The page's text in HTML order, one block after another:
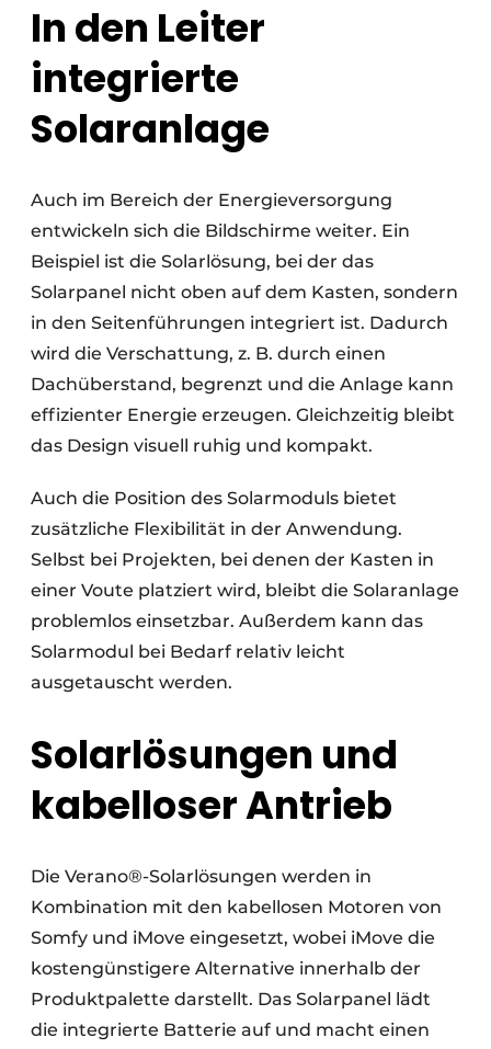
In den Leiter
integrierte
Solaranlage
Auch im Bereich der Energieversorgung
entwickeln sich die Bildschirme weiter. Ein
Beispiel ist die Solarlösung, bei der das
Solarpanel nicht oben auf dem Kasten, sondern
in den Seitenführungen integriert ist. Dadurch
wird die Verschattung, z. B. durch einen
Dachüberstand, begrenzt und die Anlage kann
effizienter Energie erzeugen. Gleichzeitig bleibt
das Design visuell ruhig und kompakt.
Auch die Position des Solarmoduls bietet
zusätzliche Flexibilität in der Anwendung.
Selbst bei Projekten, bei denen der Kasten in
einer Voute platziert wird, bleibt die Solaranlage
problemlos einsetzbar. Außerdem kann das
Solarmodul bei Bedarf relativ leicht
ausgetauscht werden.
Solarlösungen und
kabelloser Antrieb
Die Verano®-Solarlösungen werden in
Kombination mit den kabellosen Motoren von
Somfy und iMove eingesetzt, wobei iMove die
kostengünstigere Alternative innerhalb der
Produktpalette darstellt. Das Solarpanel lädt
die integrierte Batterie auf und macht einen